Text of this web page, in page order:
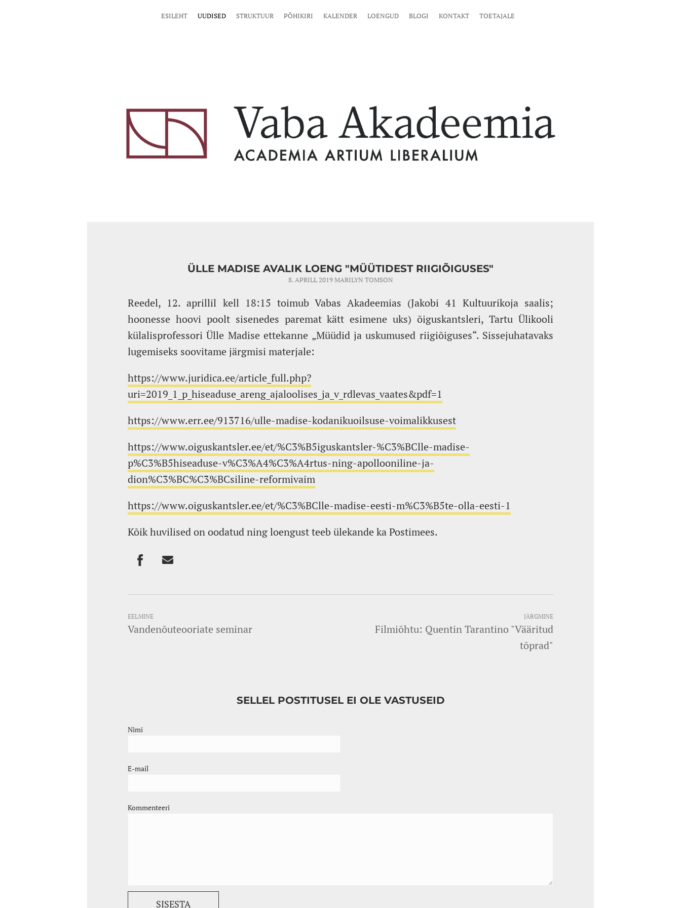
ESILEHT UUDISED STRUKTUUR PÕHIKIRI KALENDER LOENGUD BLOGI KONTAKT TOETAJALE
ÜLLE MADISE AVALIK LOENG "MÜÜTIDEST RIIGIÕIGUSES"
8. APRILL 2019MARILYN TOMSON
Reedel, 12. aprillil kell 18:15 toimub Vabas Akadeemias (Jakobi 41 Kultuurikoja saalis;
hoonesse hoovi poolt sisenedes paremat kätt esimene uks) õiguskantsleri, Tartu Ülikooli
külalisprofessori Ülle Madise ettekanne „Müüdid ja uskumused riigiõiguses“. Sissejuhatavaks
lugemiseks soovitame järgmisi materjale:
https://www.juridica.ee/article_full.php?
uri=2019_1_p_hiseaduse_areng_ajaloolises_ja_v_rdlevas_vaates&pdf=1
https://www.err.ee/913716/ulle-madise-kodanikuoilsuse-voimalikkusest
https://www.oiguskantsler.ee/et/%C3%B5iguskantsler-%C3%BClle-madise-
p%C3%B5hiseaduse-v%C3%A4%C3%A4rtus-ning-apollooniline-ja-
dion%C3%BC%C3%BCsiline-reformivaim
https://www.oiguskantsler.ee/et/%C3%BClle-madise-eesti-m%C3%B5te-olla-eesti-1
Kõik huvilised on oodatud ning loengust teeb ülekande ka Postimees.
EELMINE
Vandenõuteooriate seminar
JÄRGMINE
Filmiõhtu: Quentin Tarantino "Vääritud
tõprad"
SELLEL POSTITUSEL EI OLE VASTUSEID
Nimi
E-mail
Kommenteeri